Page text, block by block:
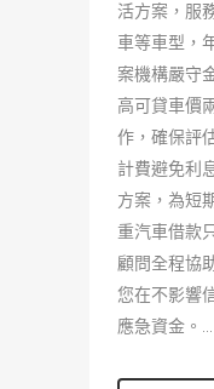
活方案，服
車等車型，
案機構嚴守
高可貸車價
作，確保評
計費避免利
方案，為短
重汽車借款
顧問全程協
您在不影響
應急資金。...